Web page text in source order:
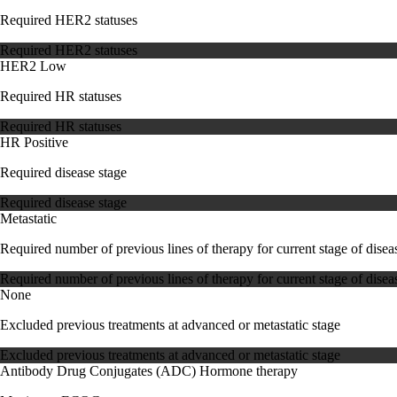
Required HER2 statuses
Required HER2 statuses
HER2 Low
Required HR statuses
Required HR statuses
HR Positive
Required disease stage
Required disease stage
Metastatic
Required number of previous lines of therapy for current stage of
Required number of previous lines of therapy for current stage of
None
Excluded previous treatments at advanced or metastatic stage
Excluded previous treatments at advanced or metastatic stage
Antibody Drug Conjugates (ADC) Hormone therapy